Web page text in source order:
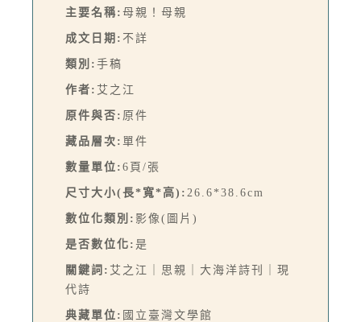
主要名稱: 母親！母親
成文日期: 不詳
類別: 手稿
作者: 艾之江
原件與否: 原件
藏品層次: 單件
數量單位: 6頁/張
尺寸大小(長*寬*高): 26.6*38.6cm
數位化類別: 影像(圖片)
是否數位化: 是
關鍵詞: 艾之江｜思親｜大海洋詩刊｜現
代詩
典藏單位: 國立臺灣文學館